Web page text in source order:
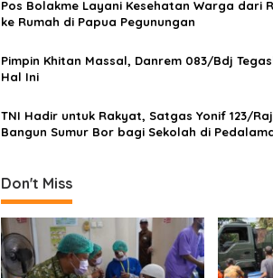
g
t
o
Pos Bolakme Layani Kesehatan Warga dari
ke Rumah di Papua Pegunungan
Pimpin Khitan Massal, Danrem 083/Bdj
Hal Ini
TNI Hadir untuk Rakyat, Satgas Yonif 123/
Bangun Sumur Bor bagi Sekolah di
Don't Miss